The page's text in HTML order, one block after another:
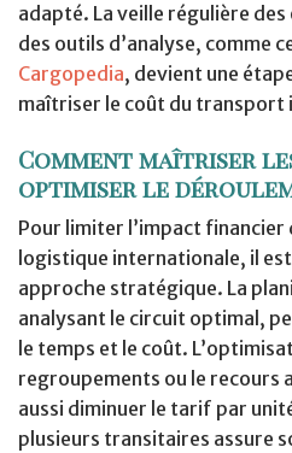
adapté. La veille régulière
des outils d’analyse, comme
Cargopedia, devient une
maîtriser le coût du transport
Comment maîtriser
optimiser le
Pour limiter l’impact financier
logistique internationale, il
approche stratégique. La
analysant le circuit optimal,
le temps et le coût.
regroupements ou le recours
aussi diminuer le tarif par
plusieurs transitaires assure